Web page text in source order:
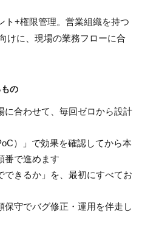
ト+権限管理。営業組織を持つ
けに、現場の業務フローに合
の
に合わせて、毎回ゼロから設計
）」で効果を確認してから本
番で進めます
できるか」を、最初にすべてお
保守でバグ修正・運用を伴走し